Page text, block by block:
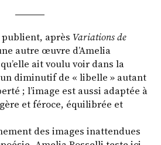
après Variations de
autre œuvre d’Amelia
ait voulu voir dans la
diminutif de « libelle » autant
; l’image est aussi adaptée à
et féroce, équilibrée et
des images inattendues